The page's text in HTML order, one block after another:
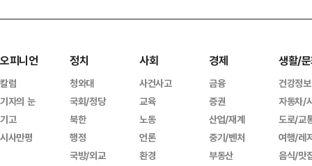
오피니언
칼럼
기자의 눈
기고
시사만평
정치
청와대
국회/정당
북한
행정
국방/외교
사회
사건사고
교육
노동
언론
환경
경제
금융
증권
산업/재계
중기/벤처
부동산
생활/
건강정보
자동차/
도로/교
여행/레
음식/맛